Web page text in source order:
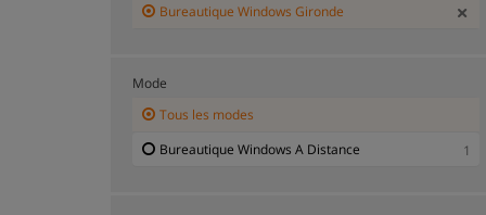
Bureautique Windows Gironde
Mode
Tous les modes
Bureautique Windows A Distance
1